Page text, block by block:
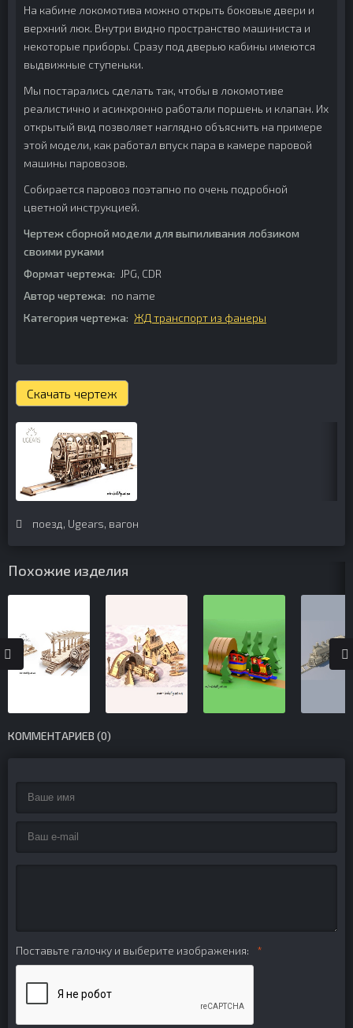
На кабине локомотива можно открыть боковые двери и
верхний люк. Внутри видно пространство машиниста и
некоторые приборы. Сразу под дверью кабины имеются
выдвижные ступеньки.
Мы постарались сделать так, чтобы в локомотиве
реалистично и асинхронно работали поршень и клапан. Их
открытый вид позволяет наглядно объяснить на примере
этой модели, как работал впуск пара в камере паровой
машины паровозов.
Собирается паровоз поэтапно по очень подробной
цветной инструкцией.
Чертеж сборной модели для выпиливания лобзиком
своими руками
Формат чертежа: JPG, CDR
Автор чертежа: no name
Категория чертежа: ЖД транспорт из фанеры
Скачать чертеж
поезд, Ugears, вагон
Похожие изделия
КОММЕНТАРИЕВ (0)
Поставьте галочку и выберите изображения: